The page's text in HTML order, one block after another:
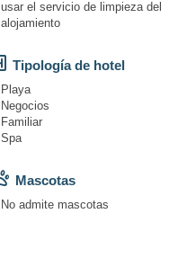
usar el servicio de limpieza del
alojamiento
Tipología de hotel
Playa
Negocios
Familiar
Spa
Mascotas
No admite mascotas